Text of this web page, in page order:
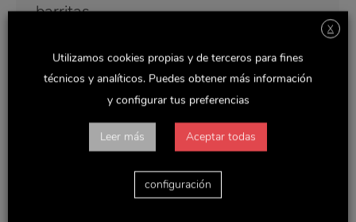
barritas
Fiel a su estrategia de productos con base
almendra, la marca sorprende combinándola con un
altísimo porcentaje de fruta: “fruit & almond” con
frambuesa y almendra. La marca, líder de barritas en
el segmento de frutos secos, se introduce en el
X
Utilizamos cookies propias y de terceros para fines
técnicos y analíticos. Puedes obtener más información
y configurar tus preferencias
Leer más Aceptar todas
configuración